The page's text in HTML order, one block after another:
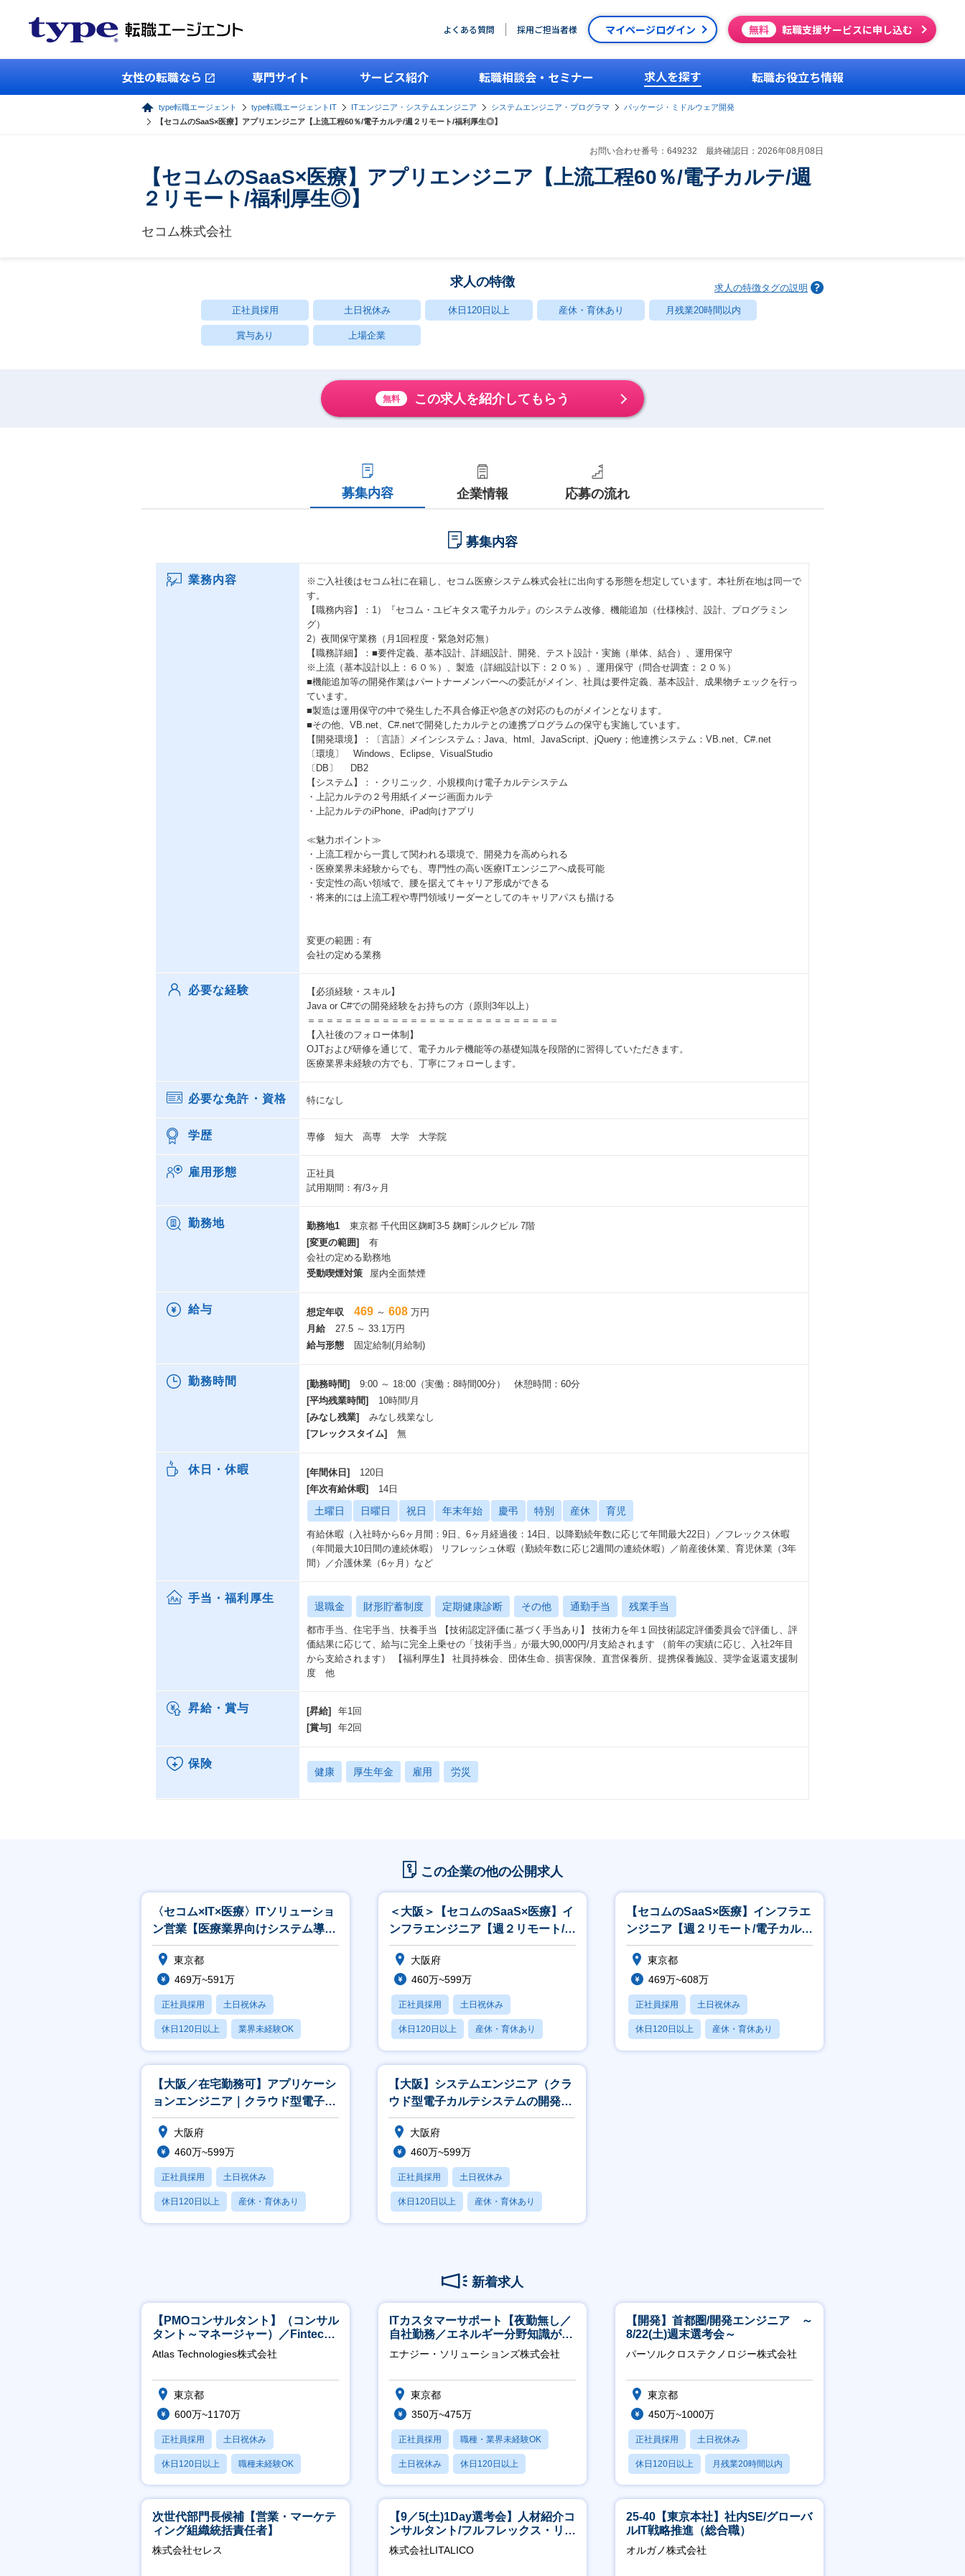
よくある質問 採用ご担当者様 マイページログイン 無料 転職支援サービスに申し込む
女性の転職なら 専門サイト サービス紹介 転職相談会・セミナー 求人を探す 転職お役立ち情報
type転職エージェント type転職エージェントIT ITエンジニア・システムエンジニア システムエンジニア・プログラマ
パッケージ・ミドルウェア開発
【セコムのSaaS×医療】アプリエンジニア【上流工程60％/電子カルテ/週２リモート/福利厚生◎】
お問い合わせ番号：649232 最終確認日：2026年08月08日
【セコムのSaaS×医療】アプリエンジニア【上流工程60％/電子カルテ/週
２リモート/福利厚生◎】
セコム株式会社
求人の特徴 求人の特徴タグの説明
正社員採用 土日祝休み 休日120日以上 産休・育休あり 月残業20時間以内
賞与あり 上場企業
無料 この求人を紹介してもらう
募集内容 企業情報 応募の流れ
募集内容
業務内容
※ご入社後はセコム社に在籍し、セコム医療システム株式会社に出向する形態を想定しています。本社所在地は同一で
す。
【職務内容】：1）『セコム・ユビキタス電子カルテ』のシステム改修、機能追加（仕様検討、設計、プログラミン
グ）
2）夜間保守業務（月1回程度・緊急対応無）
【職務詳細】：■要件定義、基本設計、詳細設計、開発、テスト設計・実施（単体、結合）、運用保守
※上流（基本設計以上：６０％）、製造（詳細設計以下：２０％）、運用保守（問合せ調査：２０％）
■機能追加等の開発作業はパートナーメンバーへの委託がメイン、社員は要件定義、基本設計、成果物チェックを行っ
ています。
■製造は運用保守の中で発生した不具合修正や急ぎの対応のものがメインとなります。
■その他、VB.net、C#.netで開発したカルテとの連携プログラムの保守も実施しています。
【開発環境】：〔言語〕メインシステム：Java、html、JavaScript、jQuery；他連携システム：VB.net、C#.net
〔環境〕 Windows、Eclipse、VisualStudio
〔DB〕 DB2
【システム】：・クリニック、小規模向け電子カルテシステム
・上記カルテの２号用紙イメージ画面カルテ
・上記カルテのiPhone、iPad向けアプリ
≪魅力ポイント≫
・上流工程から一貫して関われる環境で、開発力を高められる
・医療業界未経験からでも、専門性の高い医療ITエンジニアへ成長可能
・安定性の高い領域で、腰を据えてキャリア形成ができる
・将来的には上流工程や専門領域リーダーとしてのキャリアパスも描ける
変更の範囲：有
会社の定める業務
必要な経験
【必須経験・スキル】
Java or C#での開発経験をお持ちの方（原則3年以上）
＝＝＝＝＝＝＝＝＝＝＝＝＝＝＝＝＝＝＝＝＝＝＝＝＝＝＝
【入社後のフォロー体制】
OJTおよび研修を通じて、電子カルテ機能等の基礎知識を段階的に習得していただきます。
医療業界未経験の方でも、丁寧にフォローします。
必要な免許・資格 特になし
学歴 専修 短大 高専 大学 大学院
雇用形態
正社員
試用期間：有/3ヶ月
勤務地 勤務地1
東京都 千代田区麹町3-5 麹町シルクビル 7階
[変更の範囲]
有
会社の定める勤務地
受動喫煙対策
屋内全面禁煙
給与 想定年収 469 ～ 608 万円
月給
27.5 ～ 33.1万円
給与形態
固定給制(月給制)
勤務時間 [勤務時間]
9:00 ～ 18:00（実働：8時間00分） 休憩時間：60分
[平均残業時間]
10時間/月
[みなし残業]
みなし残業なし
[フレックスタイム]
無
休日・休暇 [年間休日]
120日
[年次有給休暇]
14日
土曜日 日曜日 祝日 年末年始 慶弔 特別 産休 育児
有給休暇（入社時から6ヶ月間：9日、6ヶ月経過後：14日、以降勤続年数に応じて年間最大22日）／フレックス休暇
（年間最大10日間の連続休暇） リフレッシュ休暇（勤続年数に応じ2週間の連続休暇）／前産後休業、育児休業（3年
間）／介護休業（6ヶ月）など
手当・福利厚生
退職金 財形貯蓄制度 定期健康診断 その他 通勤手当 残業手当
都市手当、住宅手当、扶養手当 【技術認定評価に基づく手当あり】 技術力を年１回技術認定評価委員会で評価し、評
価結果に応じて、給与に完全上乗せの「技術手当」が最大90,000円/月支給されます （前年の実績に応じ、入社2年目
から支給されます） 【福利厚生】 社員持株会、団体生命、損害保険、直営保養所、提携保養施設、奨学金返還支援制
度 他
昇給・賞与 [昇給]
年1回
[賞与]
年2回
保険
健康 厚生年金 雇用 労災
この企業の他の公開求人
〈セコム×IT×医療〉ITソリューショ
ン営業【医療業界向けシステム導入
／反響・既存営業メイン】
東京都
469万~591万
正社員採用 土日祝休み
休日120日以上 業界未経験OK
産休・育休あり
＜大阪＞【セコムのSaaS×医療】イ
ンフラエンジニア【週２リモート/電
子カルテ/福利厚生◎】
大阪府
460万~599万
正社員採用 土日祝休み
休日120日以上 産休・育休あり
月残業20時間以内
【セコムのSaaS×医療】インフラエ
ンジニア【週２リモート/電子カル
テ/福利厚生◎】
東京都
469万~608万
正社員採用 土日祝休み
休日120日以上 産休・育休あり
月残業20時間以内
【大阪／在宅勤務可】アプリケーシ
ョンエンジニア｜クラウド型電子カ
ルテ付属プログラム開発
大阪府
460万~599万
正社員採用 土日祝休み
休日120日以上 産休・育休あり
月残業20時間以内
【大阪】システムエンジニア（クラ
ウド型電子カルテシステムの開発）
【自社開発/週２リモート/時差出
勤】大阪府
460万~599万
正社員採用 土日祝休み
休日120日以上 産休・育休あり
月残業20時間以内
新着求人
【PMOコンサルタント】（コンサル
タント～マネージャー）／Fintech
領域／設立5年弱で上場
Atlas Technologies株式会社
東京都
600万~1170万
正社員採用 土日祝休み
休日120日以上 職種未経験OK
産休・育休あり
ITカスタマーサポート【夜勤無し／
自社勤務／エネルギー分野知識が身
につきます】
エナジー・ソリューションズ株式会社
東京都
350万~475万
正社員採用 職種・業界未経験OK
土日祝休み 休日120日以上
産休・育休あり
【開発】首都圏/開発エンジニア ～
8/22(土)週末選考会～
パーソルクロステクノロジー株式会社
東京都
450万~1000万
正社員採用 土日祝休み
休日120日以上 月残業20時間以内
賞与あり
次世代部門長候補【営業・マーケテ
ィング組織統括責任者】
株式会社セレス
【9／5(土)1Day選考会】人材紹介コ
ンサルタント/フルフレックス・リモ
ート/育休最長6年取得可
株式会社LITALICO
25-40【東京本社】社内SE/グローバ
ルIT戦略推進（総合職）
オルガノ株式会社